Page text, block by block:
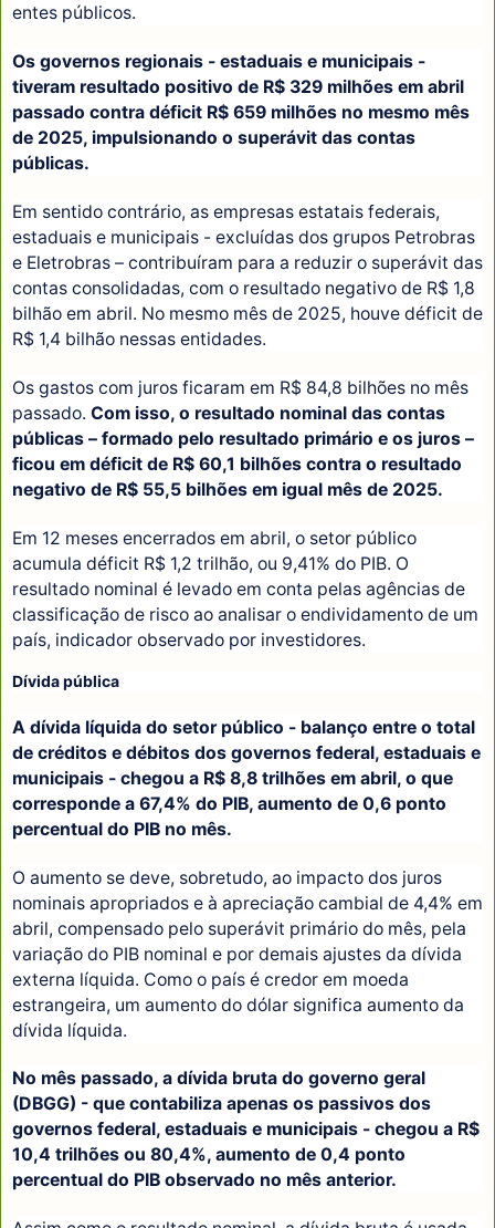
entes públicos.
Os governos regionais - estaduais e municipais -
tiveram resultado positivo de R$ 329 milhões em abril
passado contra déficit R$ 659 milhões no mesmo mês
de 2025, impulsionando o superávit das contas
públicas.
Em sentido contrário, as empresas estatais federais,
estaduais e municipais - excluídas dos grupos Petrobras
e Eletrobras – contribuíram para a reduzir o superávit das
contas consolidadas, com o resultado negativo de R$ 1,8
bilhão em abril. No mesmo mês de 2025, houve déficit de
R$ 1,4 bilhão nessas entidades.
Os gastos com juros ficaram em R$ 84,8 bilhões no mês
passado. Com isso, o resultado nominal das contas
públicas – formado pelo resultado primário e os juros –
ficou em déficit de R$ 60,1 bilhões contra o resultado
negativo de R$ 55,5 bilhões em igual mês de 2025.
Em 12 meses encerrados em abril, o setor público
acumula déficit R$ 1,2 trilhão, ou 9,41% do PIB. O
resultado nominal é levado em conta pelas agências de
classificação de risco ao analisar o endividamento de um
país, indicador observado por investidores.
Dívida pública
A dívida líquida do setor público - balanço entre o total
de créditos e débitos dos governos federal, estaduais e
municipais - chegou a R$ 8,8 trilhões em abril, o que
corresponde a 67,4% do PIB, aumento de 0,6 ponto
percentual do PIB no mês.
O aumento se deve, sobretudo, ao impacto dos juros
nominais apropriados e à apreciação cambial de 4,4% em
abril, compensado pelo superávit primário do mês, pela
variação do PIB nominal e por demais ajustes da dívida
externa líquida. Como o país é credor em moeda
estrangeira, um aumento do dólar significa aumento da
dívida líquida.
No mês passado, a dívida bruta do governo geral
(DBGG) - que contabiliza apenas os passivos dos
governos federal, estaduais e municipais - chegou a R$
10,4 trilhões ou 80,4%, aumento de 0,4 ponto
percentual do PIB observado no mês anterior.